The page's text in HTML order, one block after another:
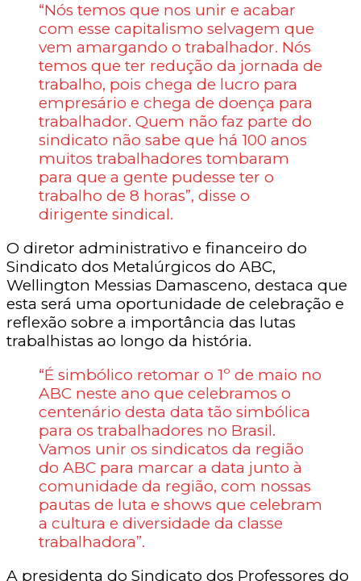
“Nós temos que nos unir e acabar
com esse capitalismo selvagem que
vem amargando o trabalhador. Nós
temos que ter redução da jornada de
trabalho, pois chega de lucro para
empresário e chega de doença para
trabalhador. Quem não faz parte do
sindicato não sabe que há 100 anos
muitos trabalhadores tombaram
para que a gente pudesse ter o
trabalho de 8 horas”, disse o
dirigente sindical.
O diretor administrativo e financeiro do
Sindicato dos Metalúrgicos do ABC,
Wellington Messias Damasceno, destaca que
esta será uma oportunidade de celebração e
reflexão sobre a importância das lutas
trabalhistas ao longo da história.
“É simbólico retomar o 1º de maio no
ABC neste ano que celebramos o
centenário desta data tão simbólica
para os trabalhadores no Brasil.
Vamos unir os sindicatos da região
do ABC para marcar a data junto à
comunidade da região, com nossas
pautas de luta e shows que celebram
a cultura e diversidade da classe
trabalhadora”.
A presidenta do Sindicato dos Professores do